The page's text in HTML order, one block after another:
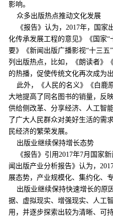
影响。
众多出版热点推动文化发展
《报告》认为，2017年，国家
化传承发展工程的意见》《国家
要》《新闻出版广播影视“十三
列出版热点，比如，《朗读者》
的热播，促使传统文化再次成为出
此外，《人民的名义》《白鹿
大地提高了同名图书的销量，反
供给侧改革、分享经济、人工智
了广大人民群众对美好生活的需
民经济的繁荣发展。
出版业继续保持增长态势
《报告》引用2017年7月国家新
闻出版产业分析报告》认为，
展态势，产业规模化、集约化、
出版业继续保持快速增长的原
据、虚拟现实、增强现实、人工
用，并逐步探索出较为清晰、可